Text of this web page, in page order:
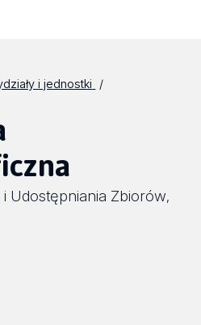
i jednostki
i Udostępniania Zbiorów,